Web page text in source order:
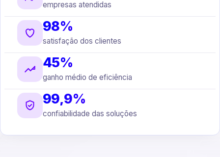
empresas atendidas
98%
satisfação dos clientes
45%
ganho médio de eficiência
99,9%
confiabilidade das soluções